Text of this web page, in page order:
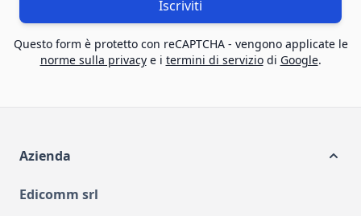
Iscriviti
Questo form è protetto con reCAPTCHA - vengono applicate le
norme sulla privacye i termini di serviziodi Google.
Azienda
Edicomm srl